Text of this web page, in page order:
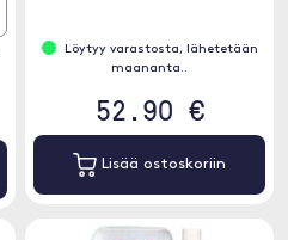
Löytyy varastosta, lähetetään
maananta..
52.90 €
Lisää ostoskoriin